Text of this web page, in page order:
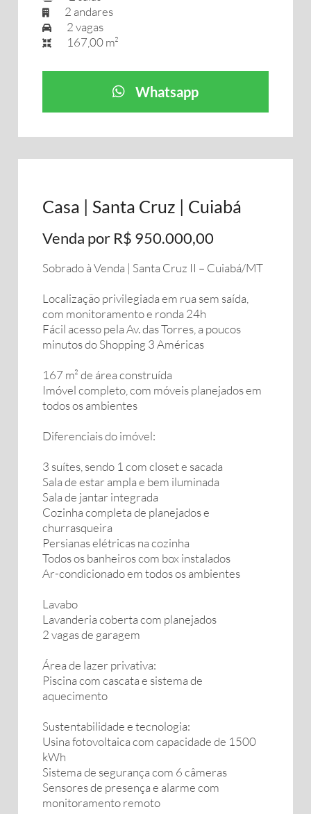
2 andares
2 vagas
167,00 m²
Whatsapp
Casa | Santa Cruz | Cuiabá
Venda por R$ 950.000,00
Sobrado à Venda | Santa Cruz II – Cuiabá/MT
Localização privilegiada em rua sem saída,
com monitoramento e ronda 24h
Fácil acesso pela Av. das Torres, a poucos
minutos do Shopping 3 Américas
167 m² de área construída
Imóvel completo, com móveis planejados em
todos os ambientes
Diferenciais do imóvel:
3 suítes, sendo 1 com closet e sacada
Sala de estar ampla e bem iluminada
Sala de jantar integrada
Cozinha completa de planejados e
churrasqueira
Persianas elétricas na cozinha
Todos os banheiros com box instalados
Ar-condicionado em todos os ambientes
Lavabo
Lavanderia coberta com planejados
2 vagas de garagem
Área de lazer privativa:
Piscina com cascata e sistema de
aquecimento
Sustentabilidade e tecnologia:
Usina fotovoltaica com capacidade de 1500
kWh
Sistema de segurança com 6 câmeras
Sensores de presença e alarme com
monitoramento remoto